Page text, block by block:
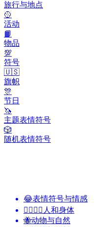
旅行与地点
🥎
活动
📙
物品
💯
符号
🇺🇸
旗帜
🎊
节日
🦄
主题表情符号
🎲
随机表情符号
😂表情符号与情感
👩‍❤️‍💋‍👨 人和身体
🐝动物与自然